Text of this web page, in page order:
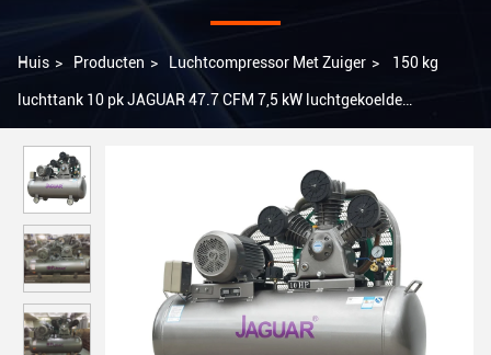
Huis > Producten > Luchtcompressor Met Zuiger > 150 kg
luchttank 10 pk JAGUAR 47.7 CFM 7,5 kW luchtgekoelde